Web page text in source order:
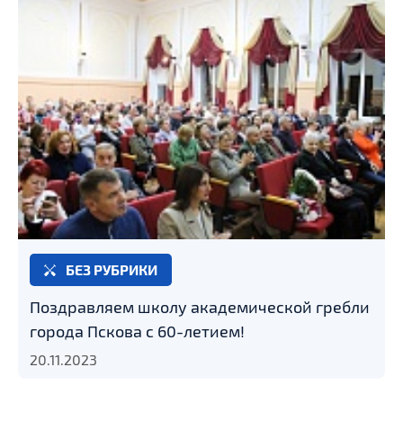
БЕЗ РУБРИКИ
Поздравляем школу академической гребли
города Пскова с 60-летием!
20.11.2023